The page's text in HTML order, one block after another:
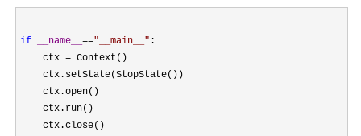
if __name__ ==" __main__ " :
    ctx
= Context()
    ctx.setState(StopState())
    ctx.open()
    ctx.run()
    ctx.close()